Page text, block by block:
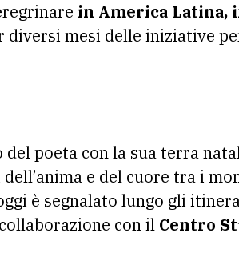
in America Latina,
diversi mesi delle iniziative
poeta con la sua terra
e del cuore tra i
è segnalato lungo gli
con il Centro